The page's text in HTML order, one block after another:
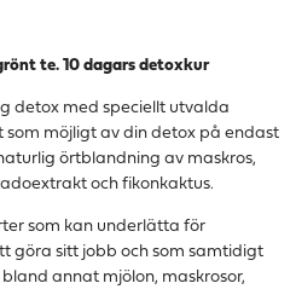
te. 10 dagars detoxkur
detox med speciellt utvalda
möjligt av din detox på endast
örtblandning av maskros,
och fikonkaktus.
som kan underlätta för
göra sitt jobb och som samtidigt
annat mjölon, maskrosor,